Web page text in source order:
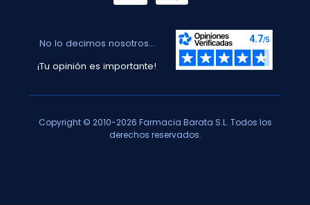
No lo decimos nosotros...
¡Tu opinión es importante!
Copyright © 2010-2026 Farmacia Barata S.L. Todos los
derechos reservados.